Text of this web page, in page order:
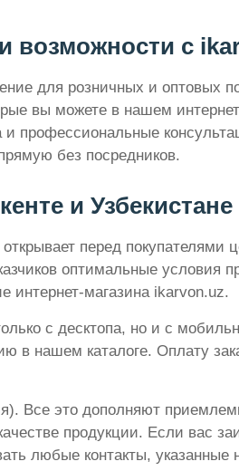
возможности с
для розничных и оптовых
вы можете в нашем
профессиональные
без посредников.
и Узбекистане
перед
оптимальные условия
интернет-магазина ikarvon.uz.
с десктопа, но и с
в нашем каталоге. Оплату
Все это дополняют
продукции. Если вас
любые контакты, указанные